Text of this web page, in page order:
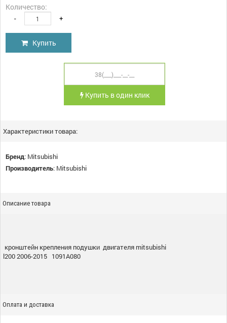
Количество:
- +
Купить
Купить в один клик
Характеристики товара:
Бренд: Mitsubishi
Производитель: Mitsubishi
Описание товара
кронштейн крепления подушки двигателя mitsubishi
l200 2006-2015 1091A080
Оплата и доставка